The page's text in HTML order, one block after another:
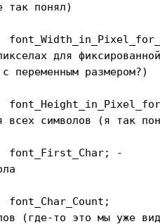
так понял)
для
переменным размером?)
всех символов (я так
-
(где-то это мы уже